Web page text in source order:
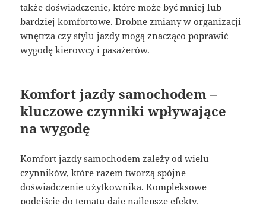
także doświadczenie, które może być mniej lub
bardziej komfortowe. Drobne zmiany w organizacji
wnętrza czy stylu jazdy mogą znacząco poprawić
wygodę kierowcy i pasażerów.
Komfort jazdy samochodem –
kluczowe czynniki wpływające
na wygodę
Komfort jazdy samochodem zależy od wielu
czynników, które razem tworzą spójne
doświadczenie użytkownika. Kompleksowe
podejście do tematu daje najlepsze efekty.